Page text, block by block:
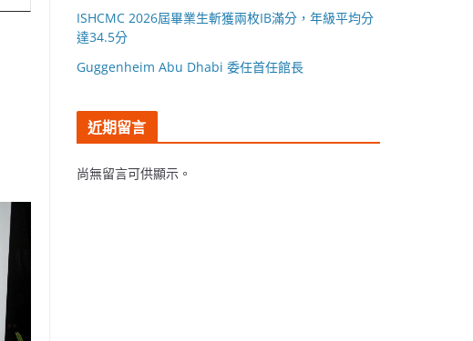
ISHCMC 2026屆畢業生斬獲兩枚IB滿分，年級平均分
達34.5分
Guggenheim Abu Dhabi 委任首任館長
近期留言
尚無留言可供顯示。